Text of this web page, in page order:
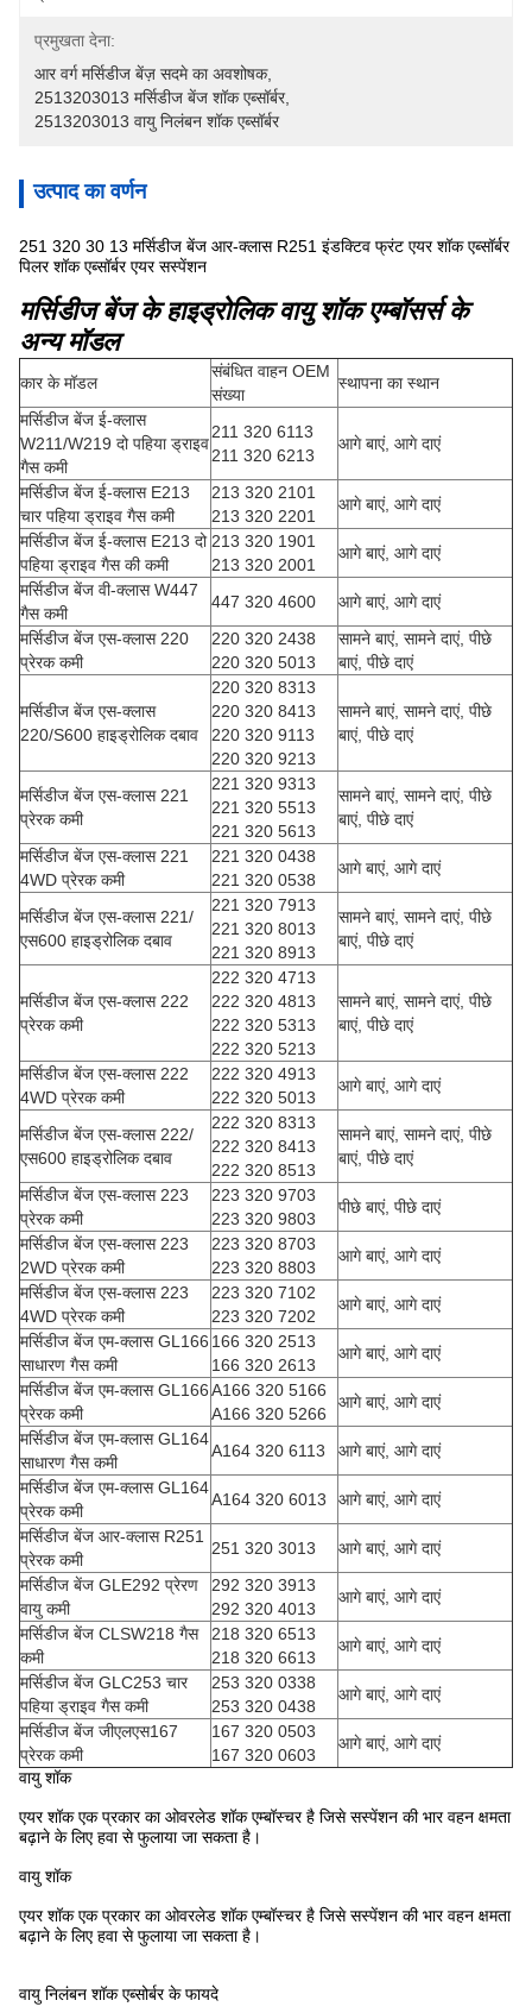
प्रमुखता देना:
आर वर्ग मर्सिडीज बेंज़ सदमे का अवशोषक,
2513203013 मर्सिडीज बेंज शॉक एब्सॉर्बर,
2513203013 वायु निलंबन शॉक एब्सॉर्बर
उत्पाद का वर्णन
251 320 30 13 मर्सिडीज बेंज आर-क्लास R251 इंडक्टिव फ्रंट एयर शॉक एब्सॉर्बर
पिलर शॉक एब्सॉर्बर एयर सस्पेंशन
मर्सिडीज बेंज के हाइड्रोलिक वायु शॉक एम्बॉसर्स के
अन्य मॉडल
कार के मॉडल
संबंधित वाहन OEM
संख्या
स्थापना का स्थान
मर्सिडीज बेंज ई-क्लास
W211/W219 दो पहिया ड्राइव
गैस कमी
211 320 6113
211 320 6213
आगे बाएं, आगे दाएं
मर्सिडीज बेंज ई-क्लास E213
चार पहिया ड्राइव गैस कमी
213 320 2101
213 320 2201
आगे बाएं, आगे दाएं
मर्सिडीज बेंज ई-क्लास E213 दो
पहिया ड्राइव गैस की कमी
213 320 1901
213 320 2001
आगे बाएं, आगे दाएं
मर्सिडीज बेंज वी-क्लास W447
गैस कमी
447 320 4600
आगे बाएं, आगे दाएं
मर्सिडीज बेंज एस-क्लास 220
प्रेरक कमी
220 320 2438
220 320 5013
सामने बाएं, सामने दाएं, पीछे
बाएं, पीछे दाएं
मर्सिडीज बेंज एस-क्लास
220/S600 हाइड्रोलिक दबाव
220 320 8313
220 320 8413
220 320 9113
220 320 9213
सामने बाएं, सामने दाएं, पीछे
बाएं, पीछे दाएं
मर्सिडीज बेंज एस-क्लास 221
प्रेरक कमी
221 320 9313
221 320 5513
221 320 5613
सामने बाएं, सामने दाएं, पीछे
बाएं, पीछे दाएं
मर्सिडीज बेंज एस-क्लास 221
4WD प्रेरक कमी
221 320 0438
221 320 0538
आगे बाएं, आगे दाएं
मर्सिडीज बेंज एस-क्लास 221/
एस600 हाइड्रोलिक दबाव
221 320 7913
221 320 8013
221 320 8913
सामने बाएं, सामने दाएं, पीछे
बाएं, पीछे दाएं
मर्सिडीज बेंज एस-क्लास 222
प्रेरक कमी
222 320 4713
222 320 4813
222 320 5313
222 320 5213
सामने बाएं, सामने दाएं, पीछे
बाएं, पीछे दाएं
मर्सिडीज बेंज एस-क्लास 222
4WD प्रेरक कमी
222 320 4913
222 320 5013
आगे बाएं, आगे दाएं
मर्सिडीज बेंज एस-क्लास 222/
एस600 हाइड्रोलिक दबाव
222 320 8313
222 320 8413
222 320 8513
सामने बाएं, सामने दाएं, पीछे
बाएं, पीछे दाएं
मर्सिडीज बेंज एस-क्लास 223
प्रेरक कमी
223 320 9703
223 320 9803
पीछे बाएं, पीछे दाएं
मर्सिडीज बेंज एस-क्लास 223
2WD प्रेरक कमी
223 320 8703
223 320 8803
आगे बाएं, आगे दाएं
मर्सिडीज बेंज एस-क्लास 223
4WD प्रेरक कमी
223 320 7102
223 320 7202
आगे बाएं, आगे दाएं
मर्सिडीज बेंज एम-क्लास GL166
साधारण गैस कमी
166 320 2513
166 320 2613
आगे बाएं, आगे दाएं
मर्सिडीज बेंज एम-क्लास GL166
प्रेरक कमी
A166 320 5166
A166 320 5266
आगे बाएं, आगे दाएं
मर्सिडीज बेंज एम-क्लास GL164
साधारण गैस कमी
A164 320 6113
आगे बाएं, आगे दाएं
मर्सिडीज बेंज एम-क्लास GL164
प्रेरक कमी
A164 320 6013
आगे बाएं, आगे दाएं
मर्सिडीज बेंज आर-क्लास R251
प्रेरक कमी
251 320 3013
आगे बाएं, आगे दाएं
मर्सिडीज बेंज GLE292 प्रेरण
वायु कमी
292 320 3913
292 320 4013
आगे बाएं, आगे दाएं
मर्सिडीज बेंज CLSW218 गैस
कमी
218 320 6513
218 320 6613
आगे बाएं, आगे दाएं
मर्सिडीज बेंज GLC253 चार
पहिया ड्राइव गैस कमी
253 320 0338
253 320 0438
आगे बाएं, आगे दाएं
मर्सिडीज बेंज जीएलएस167
प्रेरक कमी
167 320 0503
167 320 0603
आगे बाएं, आगे दाएं
वायु शॉक
एयर शॉक एक प्रकार का ओवरलेड शॉक एम्बॉस्चर है जिसे सस्पेंशन की भार वहन क्षमता
बढ़ाने के लिए हवा से फुलाया जा सकता है।
वायु शॉक
एयर शॉक एक प्रकार का ओवरलेड शॉक एम्बॉस्चर है जिसे सस्पेंशन की भार वहन क्षमता
बढ़ाने के लिए हवा से फुलाया जा सकता है।
वायु निलंबन शॉक एब्सोर्बर के फायदे